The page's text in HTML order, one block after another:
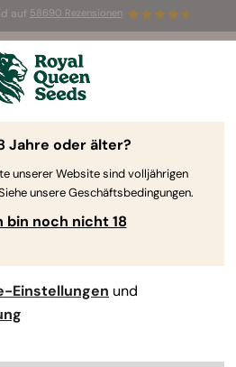
auf 58690 Rezensionen
Auto SamenKOSTENLOS für die
Jahre oder älter?
unserer Website sind volljährigen
unsere Geschäftsbedingungen.
bin noch nicht 18
Einstellungen und